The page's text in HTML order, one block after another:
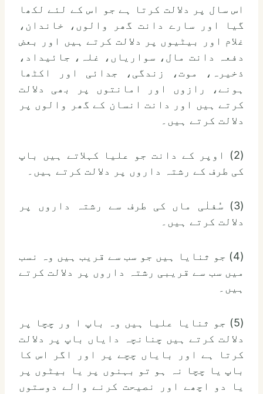
اس سال پر دلالت کرتا ہے جو اس کے لئے لکھا
گیا اور سارے دانت گھر والوں، خاندان،
غلام اور بیٹیوں پر دلالت کرتے ہیں اور بعض
دفعہ دانت مال، سواریاں، غلہ، جائیداد،
ذخیرہ، موت، زندگی، جدائی اور اکٹھا
ہونے، رازوں اور امانتوں پر بھی دلالت
کرتے ہیں اور دانت انسان کے گھر والوں پر
دلالت کرتے ہیں۔
(2) اوپر کے دانت جو علیا کہلاتے ہیں باپ
کی طرف کے رشتہ داروں پر دلالت کرتے ہیں۔
(3) سُفلٰی ماں کی طرف سے رشتہ داروں پر
دلالت کرتے ہیں۔
(4) جو ثنایا ہیں جو سب سے قریب ہیں وہ نسب
میں سب سے قریبی رشتہ داروں پر دلالت کرتے
ہیں۔
(5) جو ثنایا علیا ہیں وہ باپ ا ور چچا پر
دلالت کرتے ہیں چنانچہ دایاں باپ پر دلالت
کرتا ہے اور بایاں چچے پر اور اگر اس کا
باپ یا چچا نہ ہو تو بہنوں پر یا بیٹوں پر
یا دو اچھے اور نصیحت کرنے والے دوستوں